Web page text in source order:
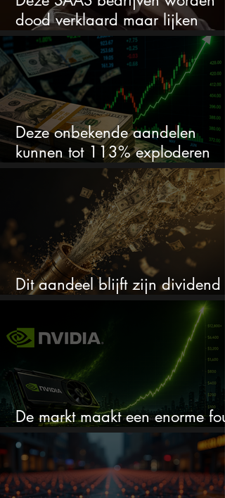
dood verklaard maar lijken
springlevend
Deze onbekende aandelen
kunnen tot 113% exploderen
(één springt eruit)
Dit aandeel blijft zijn dividend
verhogen, wat er ook gebeurt
De markt maakt een enorme fout